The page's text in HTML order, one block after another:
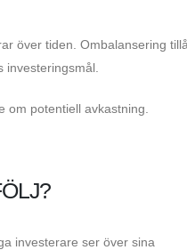
över tiden. Ombalansering
potentiell avkastning.
investerare ser över sina